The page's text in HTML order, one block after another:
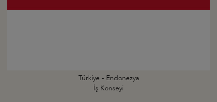
Türkiye - Endonezya
İş Konseyi